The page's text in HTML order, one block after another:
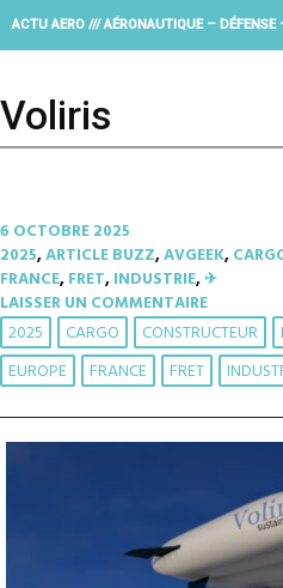
ACTU AERO /// AÉRONAUTIQUE – DÉFENSE
Voliris
6 OCTOBRE 2025
2025,ARTICLE BUZZ,AVGEEK,
FRANCE,FRET,INDUSTRIE,✈︎
LAISSER UN COMMENTAIRE
2025 CARGO CONSTRUCTEUR
EUROPE
FRANCE FRET